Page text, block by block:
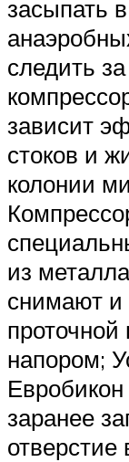
засыпать
следить
зависит
стоков и
колонии
из
снимают
напором;
заранее
отверстие